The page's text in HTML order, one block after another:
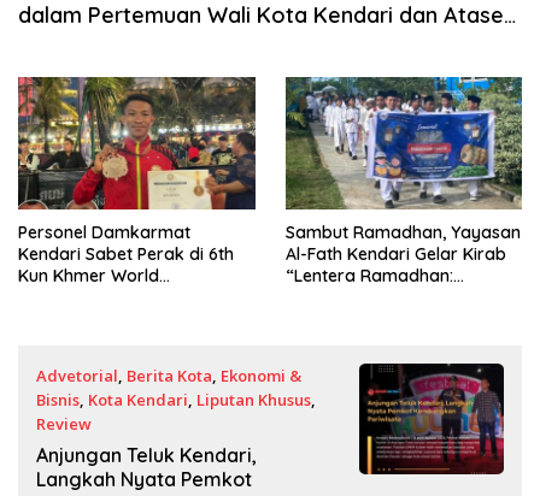
dalam Pertemuan Wali Kota Kendari dan Atase
Personel Damkarmat
Kendari Sabet Perak di 6th
Kun Khmer World
Sambut Ramadhan, Yayasan
Al-Fath Kendari Gelar Kirab
“Lentera Ramadhan:
Advetorial, Berita Kota, Ekonomi &
Bisnis, Kota Kendari, Liputan Khusus,
Review
2 September 2025
Anjungan Teluk Kendari,
Langkah Nyata Pemkot